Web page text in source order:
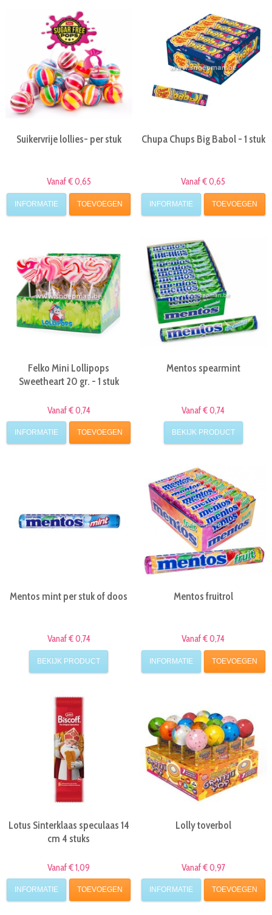
Suikervrije lollies- per stuk
Vanaf € 0,65
INFORMATIE TOEVOEGEN
Chupa Chups Big Babol - 1 stuk
Vanaf € 0,65
INFORMATIE TOEVOEGEN
Felko Mini Lollipops
Sweetheart 20 gr. - 1 stuk
Vanaf € 0,74
INFORMATIE TOEVOEGEN
Mentos spearmint
Vanaf € 0,74
BEKIJK PRODUCT
Mentos mint per stuk of doos
Vanaf € 0,74
BEKIJK PRODUCT
Mentos fruitrol
Vanaf € 0,74
INFORMATIE TOEVOEGEN
Lotus Sinterklaas speculaas 14
cm 4 stuks
Vanaf € 1,09
INFORMATIE TOEVOEGEN
Lolly toverbol
Vanaf € 0,97
INFORMATIE TOEVOEGEN